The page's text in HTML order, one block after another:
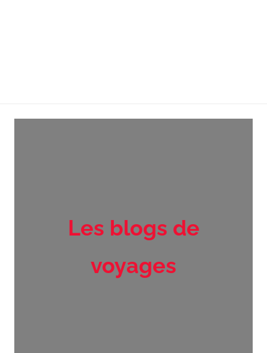
Les blogs de
voyages